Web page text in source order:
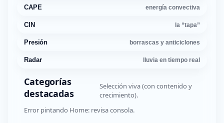
CAPE energía convectiva
CIN la “tapa”
Presión borrascas y anticiclones
Radar lluvia en tiempo real
Categorías
destacadas
Selección viva (con contenido y
crecimiento).
Error pintando Home: revisa consola.